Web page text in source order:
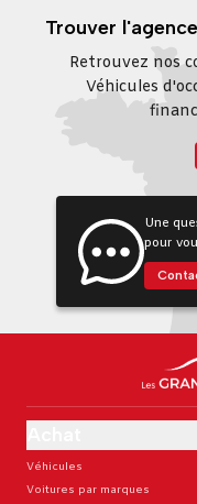
Trouver
Retrouvez nos
Véhicules
Une
pour
Véhicules
Voitures par marques